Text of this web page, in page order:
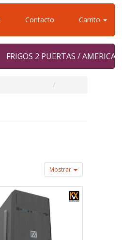
Contacto Carrito
FRIGOS 2 PUERTAS /
Mostrar